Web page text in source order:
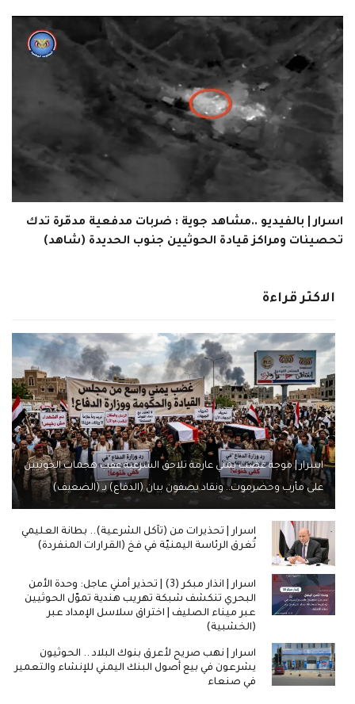
اسرار | بالفيديو ..مشاهد جوية : ضربات مدفعية مدمّرة تدك
تحصينات ومراكز قيادة الحوثيين جنوب الحديدة (شاهد)
الاكثر قراءة
اسرار | موجة غضب يمني عارمة تلاحق الشرعية عقب هجمات الحوثيين
على مأرب وحضرموت.. ونقاد يصفون بيان (الدفاع) بـ (الضعيف)
اسرار | تحذيرات من (تآكل الشرعية).. بطانة العليمي
تُغرق الرئاسة اليمنيّة في فخ (القرارات المنفردة)
اسرار | انذار مبكر (3) | تحذير أمني عاجل: وحدة الأمن
البحري تنكشف شبكة تهريب هندية تموّل الحوثيين
عبر ميناء الصليف | اختراق سلاسل الإمداد عبر
(الخشبية)
اسرار | نهب صريح لأعرق بنوك البلاد .. الحوثيون
يشرعون في بيع أصول البنك اليمني للإنشاء والتعمير
في صنعاء